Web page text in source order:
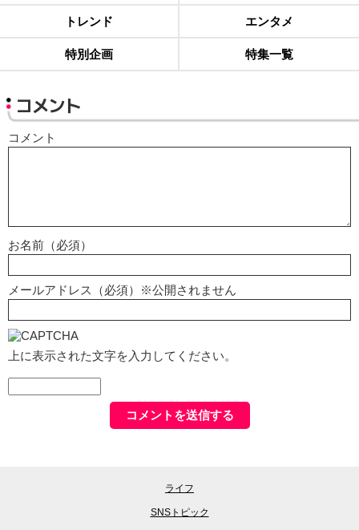
トレンド エンタメ
特別企画 特集一覧
コメント
コメント
お名前（必須）
メールアドレス（必須）※公開されません
上に表示された文字を入力してください。
ライフ
SNSトピック